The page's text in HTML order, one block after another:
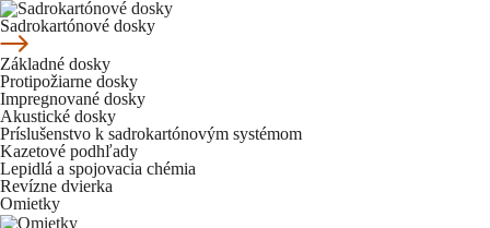
Sadrokartónové dosky
Základné dosky
Protipožiarne dosky
Impregnované dosky
Akustické dosky
Príslušenstvo k sadrokartónovým systémom
Kazetové podhľady
Lepidlá a spojovacia chémia
Revízne dvierka
Omietky